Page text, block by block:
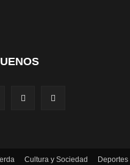
Cultura y Sociedad Deportes